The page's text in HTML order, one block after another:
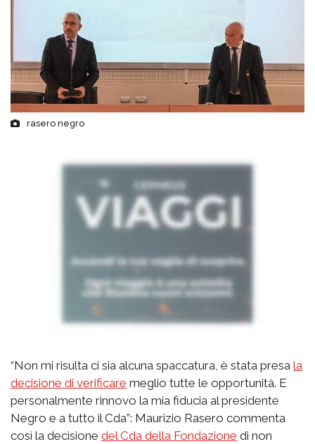
rasero negro
“Non mi risulta ci sia alcuna spaccatura, è stata presa la
decisione di verificare meglio tutte le opportunità. E
personalmente rinnovo la mia fiducia al presidente
Negro e a tutto il Cda”: Maurizio Rasero commenta
così la decisione del Cda della Fondazione di non